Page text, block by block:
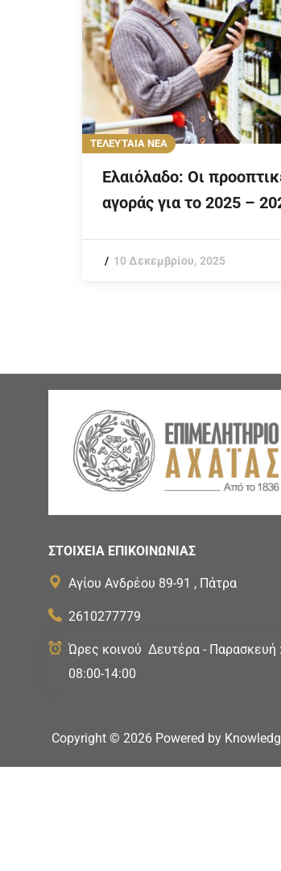
ΤΕΛΕΥΤΑΙΑ ΝΕΑ
Ελαιόλαδο: Οι
αγοράς για το 2025 –
10 Δεκεμβρίου, 2025
ΣΤΟΙΧΕΙΑ ΕΠΙΚΟΙΝΩΝΙΑΣ
Αγίου Ανδρέου 89-91 , Πάτρα
2610277779
Ώρες κοινού Δευτέρα - Παρασκευή :
08:00-14:00
Copyright © 2026 Powered by